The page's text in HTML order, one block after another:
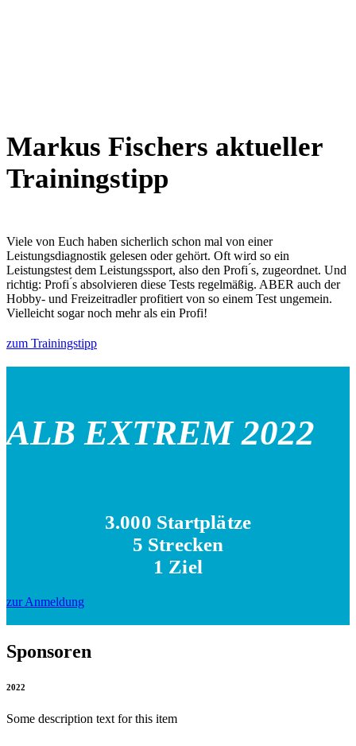
Markus Fischers aktueller
Trainingstipp
Viele von Euch haben sicherlich schon mal von einer
Leistungsdiagnostik gelesen oder gehört. Oft wird so ein
Leistungstest dem Leistungssport, also den Profi ́s, zugeordnet. Und
richtig: Profi ́s absolvieren diese Tests regelmäßig. ABER auch der
Hobby- und Freizeitradler profitiert von so einem Test ungemein.
Vielleicht sogar noch mehr als ein Profi!
zum Trainingstipp
ALB EXTREM 2022
3.000 Startplätze
5 Strecken
1 Ziel
zur Anmeldung
Sponsoren
2022
Some description text for this item